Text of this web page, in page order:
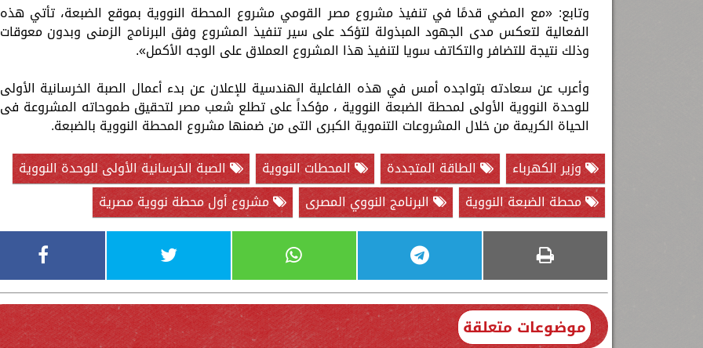
وتابع: «مع المضي قدمًا في تنفيذ مشروع مصر القومي مشروع المحطة النووية بموقع الضبعة، تأتي هذه
الفعالية لتعكس مدى الجهود المبذولة لتؤكد على سير تنفيذ المشروع وفق البرنامج الزمنى وبدون معوقات
وذلك نتيجة للتضافر والتكاتف سويا لتنفيذ هذا المشروع العملاق على الوجه الأكمل».
وأعرب عن سعادته بتواجده أمس في هذه الفاعلية الهندسية للإعلان عن بدء أعمال الصبة الخرسانية الأولى
للوحدة النووية الأولى لمحطة الضبعة النووية ، مؤكداً على تطلع شعب مصر لتحقيق طموحاته المشروعة فى
الحياة الكريمة من خلال المشروعات التنموية الكبرى التى من ضمنها مشروع المحطة النووية بالضبعة.
وزير الكهرباء
الطاقة المتجددة المحطات النووية
الصبة الخرسانية الأولى للوحدة النووية
محطة الضبعة النووية
البرنامج النووي المصرى مشروع أول محطة نووية مصرية
موضوعات متعلقة